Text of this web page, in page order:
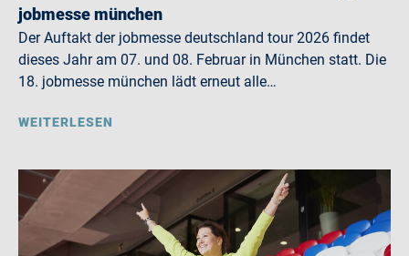
jobmesse münchen
Der Auftakt der jobmesse deutschland tour 2026 findet
dieses Jahr am 07. und 08. Februar in München statt. Die
18. jobmesse münchen lädt erneut alle…
WEITERLESEN